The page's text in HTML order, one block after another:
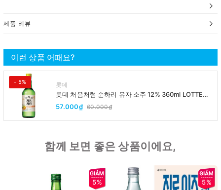
제품 리뷰
이런 상품 어때요?
- 5% 롯데
롯데 처음처럼 순하리 유자 소주 12% 360ml LOTTE
Chumchurum vi thanh yen/cam
57.000₫ 60.000₫
함께 보면 좋은 상품이에요,
5% 5%